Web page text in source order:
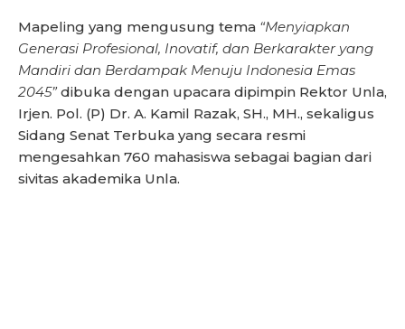
Mapeling yang mengusung tema “Menyiapkan
Generasi Profesional, Inovatif, dan Berkarakter yang
Mandiri dan Berdampak Menuju Indonesia Emas
2045” dibuka dengan upacara dipimpin Rektor Unla,
Irjen. Pol. (P) Dr. A. Kamil Razak, SH., MH., sekaligus
Sidang Senat Terbuka yang secara resmi
mengesahkan 760 mahasiswa sebagai bagian dari
sivitas akademika Unla.